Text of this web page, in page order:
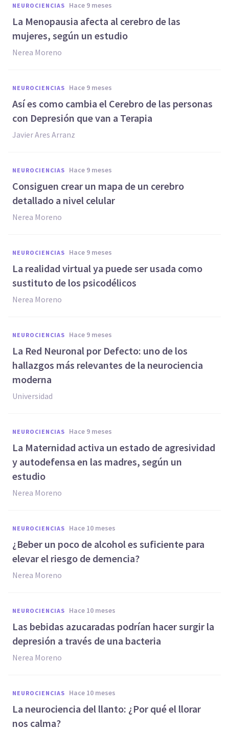
NEUROCIENCIAS hace 9 meses
La Menopausia afecta al cerebro de las
mujeres, según un estudio
Nerea Moreno
NEUROCIENCIAS hace 9 meses
Así es como cambia el Cerebro de las personas
con Depresión que van a Terapia
Javier Ares Arranz
NEUROCIENCIAS hace 9 meses
Consiguen crear un mapa de un cerebro
detallado a nivel celular
Nerea Moreno
NEUROCIENCIAS hace 9 meses
La realidad virtual ya puede ser usada como
sustituto de los psicodélicos
Nerea Moreno
NEUROCIENCIAS hace 9 meses
La Red Neuronal por Defecto: uno de los
hallazgos más relevantes de la neurociencia
moderna
Universidad
NEUROCIENCIAS hace 9 meses
La Maternidad activa un estado de agresividad
y autodefensa en las madres, según un
estudio
Nerea Moreno
NEUROCIENCIAS hace 10 meses
¿Beber un poco de alcohol es suficiente para
elevar el riesgo de demencia?
Nerea Moreno
NEUROCIENCIAS hace 10 meses
Las bebidas azucaradas podrían hacer surgir la
depresión a través de una bacteria
Nerea Moreno
NEUROCIENCIAS hace 10 meses
La neurociencia del llanto: ¿Por qué el llorar
nos calma?